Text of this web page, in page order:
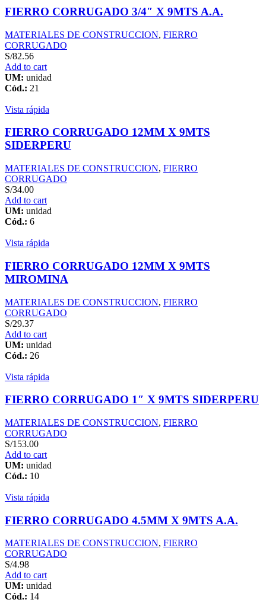
FIERRO CORRUGADO 3/4″ X 9MTS A.A.
MATERIALES DE CONSTRUCCION, FIERRO
CORRUGADO
S/82.56
Add to cart
UM: unidad
Cód.: 21
Vista rápida
FIERRO CORRUGADO 12MM X 9MTS
SIDERPERU
MATERIALES DE CONSTRUCCION, FIERRO
CORRUGADO
S/34.00
Add to cart
UM: unidad
Cód.: 6
Vista rápida
FIERRO CORRUGADO 12MM X 9MTS
MIROMINA
MATERIALES DE CONSTRUCCION, FIERRO
CORRUGADO
S/29.37
Add to cart
UM: unidad
Cód.: 26
Vista rápida
FIERRO CORRUGADO 1″ X 9MTS SIDERPERU
MATERIALES DE CONSTRUCCION, FIERRO
CORRUGADO
S/153.00
Add to cart
UM: unidad
Cód.: 10
Vista rápida
FIERRO CORRUGADO 4.5MM X 9MTS A.A.
MATERIALES DE CONSTRUCCION, FIERRO
CORRUGADO
S/4.98
Add to cart
UM: unidad
Cód.: 14